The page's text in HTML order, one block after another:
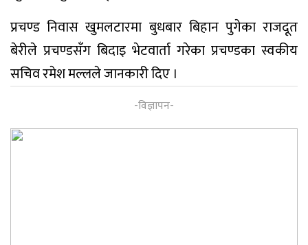
प्रचण्ड निवास खुमलटारमा बुधबार बिहान पुगेका राजदूत
बेरीले प्रचण्डसँग बिदाइ भेटवार्ता गरेका प्रचण्डका स्वकीय
सचिव रमेश मल्लले जानकारी दिए ।